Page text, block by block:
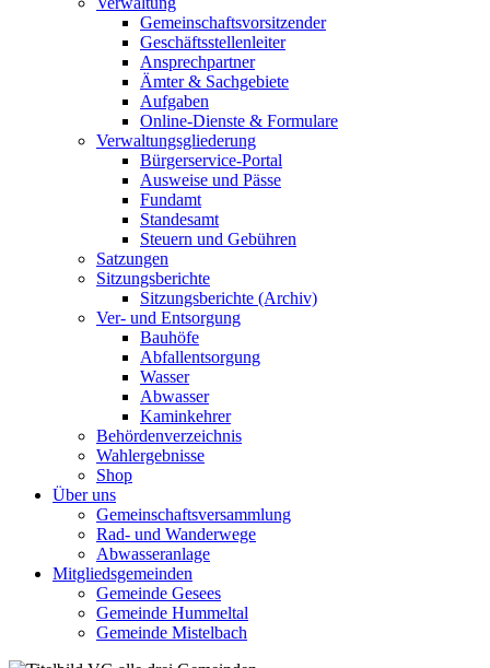
Gemeinschaftsvorsitzender
Geschäftsstellenleiter
Ansprechpartner
Ämter & Sachgebiete
Aufgaben
Online-Dienste & Formulare
Verwaltungsgliederung
Bürgerservice-Portal
Ausweise und Pässe
Fundamt
Standesamt
Steuern und Gebühren
Satzungen
Sitzungsberichte
Sitzungsberichte (Archiv)
Ver- und Entsorgung
Bauhöfe
Abfallentsorgung
Wasser
Abwasser
Kaminkehrer
Behördenverzeichnis
Wahlergebnisse
Shop
Über uns
Gemeinschaftsversammlung
Rad- und Wanderwege
Abwasseranlage
Mitgliedsgemeinden
Gemeinde Gesees
Gemeinde Hummeltal
Gemeinde Mistelbach